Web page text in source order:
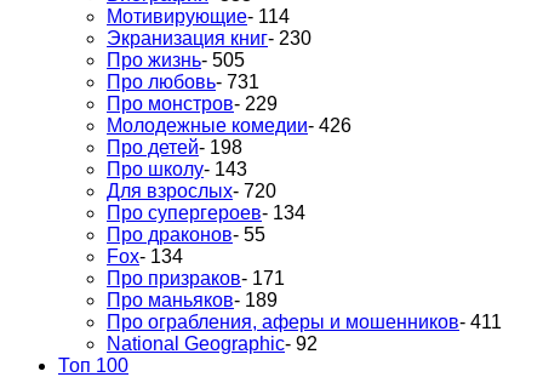
Мотивирующие- 114
Экранизация книг- 230
Про жизнь- 505
Про любовь- 731
Про монстров- 229
Молодежные комедии- 426
Про детей- 198
Про школу- 143
Для взрослых- 720
Про супергероев- 134
Про драконов- 55
Fox- 134
Про призраков- 171
Про маньяков- 189
Про ограбления, аферы и мошенников- 411
National Geographic- 92
Топ 100